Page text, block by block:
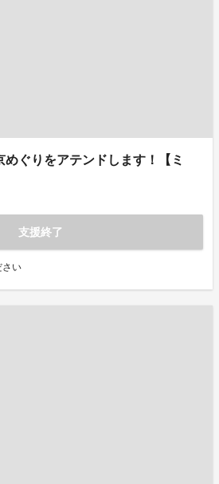
めぐりをアテンドします！【ミ
支援終了
さい